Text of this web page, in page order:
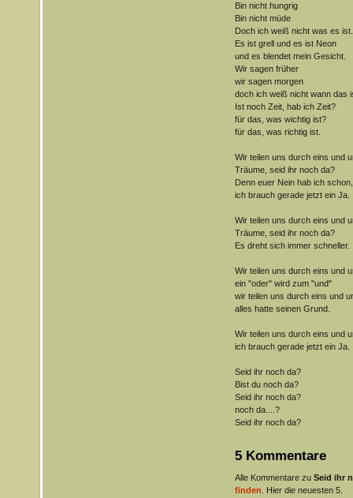
Bin nicht hungrig
Bin nicht müde
Doch ich weiß nicht was es ist.
Es ist grell und es ist Neon
und es blendet mein Gesicht.
Wir sagen früher
wir sagen morgen
doch ich weiß nicht wann das
Ist noch Zeit, hab ich Zeit?
für das, was wichtig ist?
für das, was richtig ist.
Wir teilen uns durch eins und
Träume, seid ihr noch da?
Denn euer Nein hab ich schon,
ich brauch gerade jetzt ein Ja.
Wir teilen uns durch eins und
Träume, seid ihr noch da?
Es dreht sich immer schneller.
Wir teilen uns durch eins und
ein "oder" wird zum "und"
wir teilen uns durch eins und
alles hatte seinen Grund.
Wir teilen uns durch eins und
ich brauch gerade jetzt ein Ja.
Seid ihr noch da?
Bist du noch da?
Seid ihr noch da?
noch da....?
Seid ihr noch da?
5 Kommentare
Alle Kommentare zu Seid ihr
finden . Hier die neuesten 5.